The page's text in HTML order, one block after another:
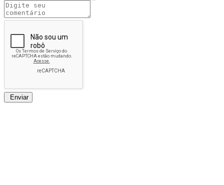
Enviar